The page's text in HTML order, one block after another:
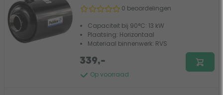
0 beoordelingen
Capaciteit bij 90°C: 13 kW
Plaatsing: Horizontaal
Materiaal binnenwerk: RVS
Op voorraad
339,-